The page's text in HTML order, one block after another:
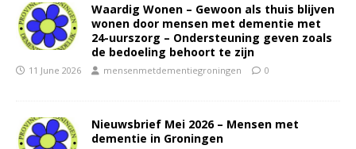
Waardig Wonen – Gewoon als thuis blijven
wonen door mensen met dementie met
24-uurszorg – Ondersteuning geven zoals
de bedoeling behoort te zijn
11 June 2026 mensenmetdementiegroningen 0
Nieuwsbrief Mei 2026 – Mensen met
dementie in Groningen